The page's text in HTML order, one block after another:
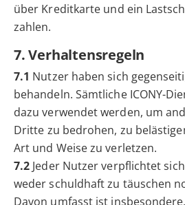
über Kreditkarte und ein
zahlen.
7. Verhaltensregeln
7.1 Nutzer haben sich
behandeln. Sämtliche ICONY-
dazu verwendet werden, um
Dritte zu bedrohen, zu
Art und Weise zu verletzen.
7.2 Jeder Nutzer verpflichtet
weder schuldhaft zu täuschen
Davon umfasst ist